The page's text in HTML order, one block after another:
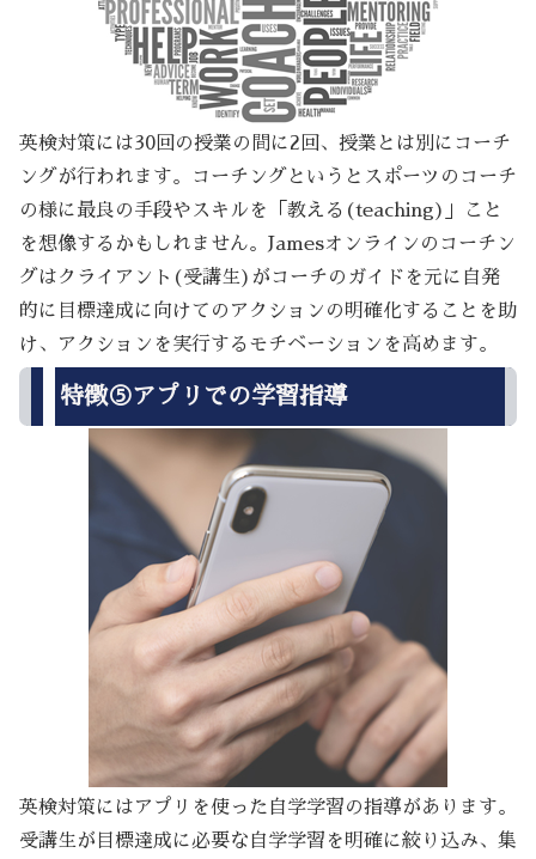
英検対策には30回の授業の間に2回、授業とは別にコーチ
ングが行われます。コーチングというとスポーツのコーチ
の様に最良の手段やスキルを「教える(teaching)」こと
を想像するかもしれません。Jamesオンラインのコーチン
グはクライアント(受講生)がコーチのガイドを元に自発
的に目標達成に向けてのアクションの明確化することを助
け、アクションを実行するモチベーションを高めます。
特徴⑤アプリでの学習指導
英検対策にはアプリを使った自学学習の指導があります。
受講生が目標達成に必要な自学学習を明確に絞り込み、集